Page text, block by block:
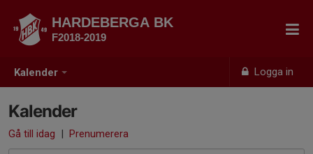
Kalender Logga in
HARDEBERGA BK
F2018-2019
Kalender
Gå till idag | Prenumerera